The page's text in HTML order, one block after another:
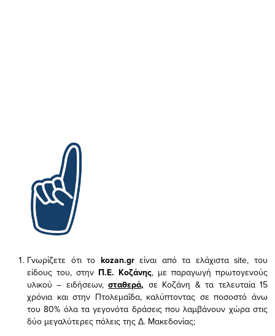
Γνωρίζετε ότι το kozan.gr είναι από τα ελάχισταsite, του
είδους του, στην Π.Ε. Κοζάνης, με παραγωγή πρωτογενούς
υλικού – ειδήσεων,σταθερά, σε Κοζάνη & τα τελευταία 15
χρόνια και στην Πτολεμαΐδα, καλύπτοντας σε ποσοστό άνω
του 80% όλα τα γεγονότα δράσεις που λαμβάνουν χώρα στις
δύο μεγαλύτερες πόλεις της Δ. Μακεδονίας;